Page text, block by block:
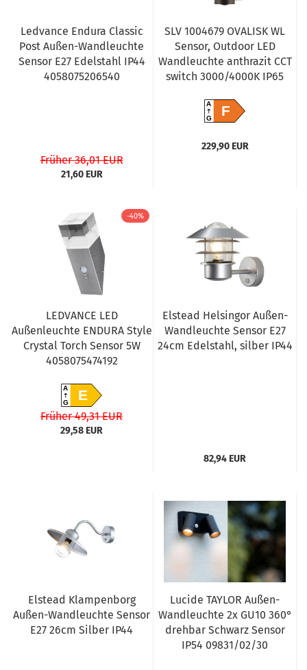
Ledvance Endura Classic
Post Außen-Wandleuchte
Sensor E27 Edelstahl IP44
4058075206540
Früher 36,01 EUR
21,60 EUR
SLV 1004679 OVALISK WL
Sensor, Outdoor LED
Wandleuchte anthrazit CCT
switch 3000/4000K IP65
A
GF
229,90 EUR
-40%
LEDVANCE LED
Außenleuchte ENDURA Style
Crystal Torch Sensor 5W
4058075474192
A
GE
Früher 49,31 EUR
29,58 EUR
Elstead Helsingor Außen-
Wandleuchte Sensor E27
24cm Edelstahl, silber IP44
82,94 EUR
Elstead Klampenborg
Außen-Wandleuchte Sensor
E27 26cm Silber IP44
Lucide TAYLOR Außen-
Wandleuchte 2x GU10 360°
drehbar Schwarz Sensor
IP54 09831/02/30